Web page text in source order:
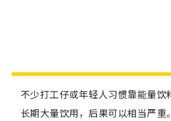
不少打工仔或年轻人习惯靠能量饮
长期大量饮用，后果可以相当严重